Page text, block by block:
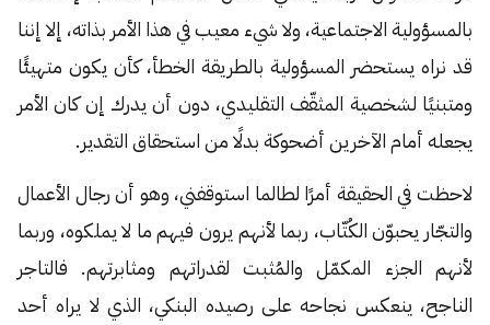
بالمسؤولية الاجتماعية، ولا شيء معيب في هذا الأمر بذاته، إلا إننا
قد نراه يستحضر المسؤولية بالطريقة الخطأ، كأن يكون متهيئًا
ومتبنيًا لشخصية المثقّف التقليدي، دون أن يدرك إن كان الأمر
يجعله أمام الآخرين أضحوكة بدلًا من استحقاق التقدير.
لاحظت في الحقيقة أمرًا لطالما استوقفني، وهو أن رجال الأعمال
والتجّار يحبوّن الكُتّاب، ربما لأنهم يرون فيهم ما لا يملكوه، وربما
لأنهم الجزء المكمّل والمُثبت لقدراتهم ومثابرتهم. فالتاجر
الناجح، ينعكس نجاحه على رصيده البنكي، الذي لا يراه أحد